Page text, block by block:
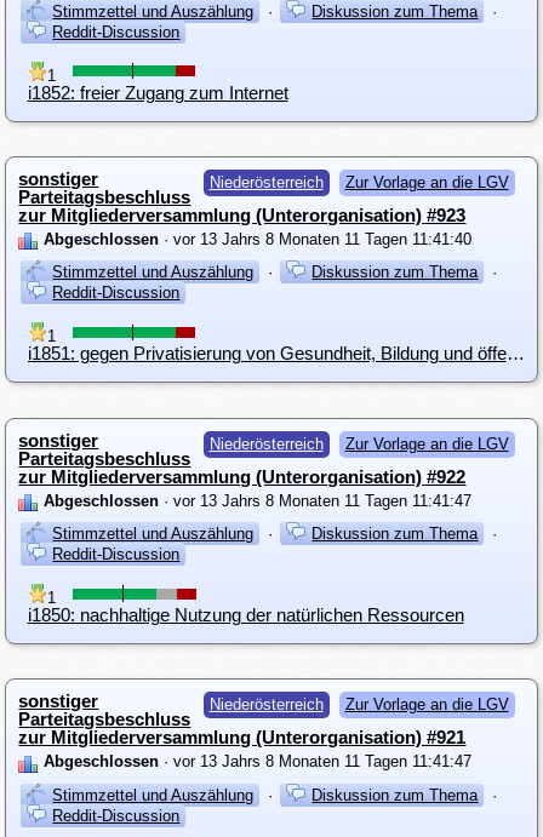
Stimmzettel und Auszählung
· Diskussion zum Thema
·
Reddit-Discussion
1
i1852: freier Zugang zum Internet
Niederösterreich Zur Vorlage an die LGV
sonstiger
Parteitagsbeschluss
zur Mitgliederversammlung (Unterorganisation) #923
Abgeschlossen · vor 13 Jahrs 8 Monaten 11 Tagen 11:41:40
Stimmzettel und Auszählung
· Diskussion zum Thema
·
Reddit-Discussion
1
i1851: gegen Privatisierung von Gesundheit, Bildung und öffentlicher Sicherheit
Niederösterreich Zur Vorlage an die LGV
sonstiger
Parteitagsbeschluss
zur Mitgliederversammlung (Unterorganisation) #922
Abgeschlossen · vor 13 Jahrs 8 Monaten 11 Tagen 11:41:47
Stimmzettel und Auszählung
· Diskussion zum Thema
·
Reddit-Discussion
1
i1850: nachhaltige Nutzung der natürlichen Ressourcen
Niederösterreich Zur Vorlage an die LGV
sonstiger
Parteitagsbeschluss
zur Mitgliederversammlung (Unterorganisation) #921
Abgeschlossen · vor 13 Jahrs 8 Monaten 11 Tagen 11:41:47
Stimmzettel und Auszählung
· Diskussion zum Thema
·
Reddit-Discussion